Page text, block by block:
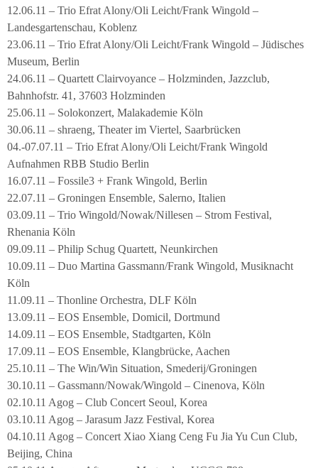
12.06.11 – Trio Efrat Alony/Oli Leicht/Frank Wingold –
Landesgartenschau, Koblenz
23.06.11 – Trio Efrat Alony/Oli Leicht/Frank Wingold – Jüdisches
Museum, Berlin
24.06.11 – Quartett Clairvoyance – Holzminden, Jazzclub,
Bahnhofstr. 41, 37603 Holzminden
25.06.11 – Solokonzert, Malakademie Köln
30.06.11 – shraeng, Theater im Viertel, Saarbrücken
04.-07.07.11 – Trio Efrat Alony/Oli Leicht/Frank Wingold
Aufnahmen RBB Studio Berlin
16.07.11 – Fossile3 + Frank Wingold, Berlin
22.07.11 – Groningen Ensemble, Salerno, Italien
03.09.11 – Trio Wingold/Nowak/Nillesen – Strom Festival,
Rhenania Köln
09.09.11 – Philip Schug Quartett, Neunkirchen
10.09.11 – Duo Martina Gassmann/Frank Wingold, Musiknacht
Köln
11.09.11 – Thonline Orchestra, DLF Köln
13.09.11 – EOS Ensemble, Domicil, Dortmund
14.09.11 – EOS Ensemble, Stadtgarten, Köln
17.09.11 – EOS Ensemble, Klangbrücke, Aachen
25.10.11 – The Win/Win Situation, Smederij/Groningen
30.10.11 – Gassmann/Nowak/Wingold – Cinenova, Köln
02.10.11 Agog – Club Concert Seoul, Korea
03.10.11 Agog – Jarasum Jazz Festival, Korea
04.10.11 Agog – Concert Xiao Xiang Ceng Fu Jia Yu Cun Club,
Beijing, China